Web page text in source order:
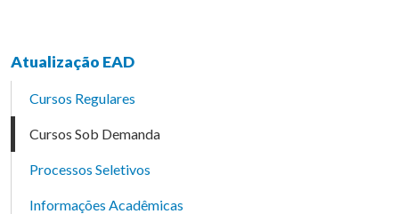
Atualização EAD
Cursos Regulares
Cursos Sob Demanda
Processos Seletivos
Informações Acadêmicas